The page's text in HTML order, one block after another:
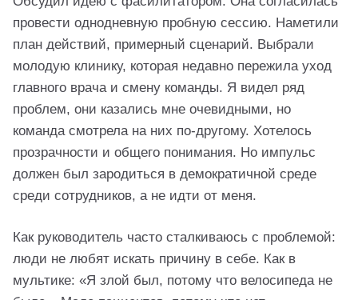
провести однодневную пробную сессию. Наметили
план действий, примерный сценарий. Выбрали
молодую клинику, которая недавно пережила уход
главного врача и смену команды. Я видел ряд
проблем, они казались мне очевидными, но
команда смотрела на них по-другому. Хотелось
прозрачности и общего понимания. Но импульс
должен был зародиться в демократичной среде
среди сотрудников, а не идти от меня.
Как руководитель часто сталкиваюсь с проблемой:
люди не любят искать причину в себе. Как в
мультике: «Я злой был, потому что велосипеда не